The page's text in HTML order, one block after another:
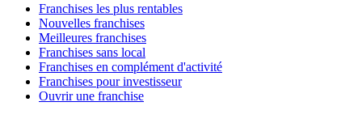
Franchises les plus rentables
Nouvelles franchises
Meilleures franchises
Franchises sans local
Franchises en complément d'activité
Franchises pour investisseur
Ouvrir une franchise